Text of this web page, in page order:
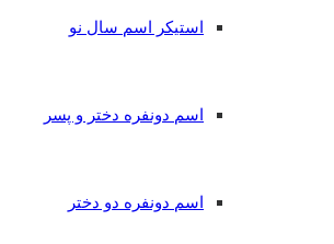
استیکر اسم سال نو
اسم دونفره دختر و پسر
اسم دونفره دو دختر
اسم الینا